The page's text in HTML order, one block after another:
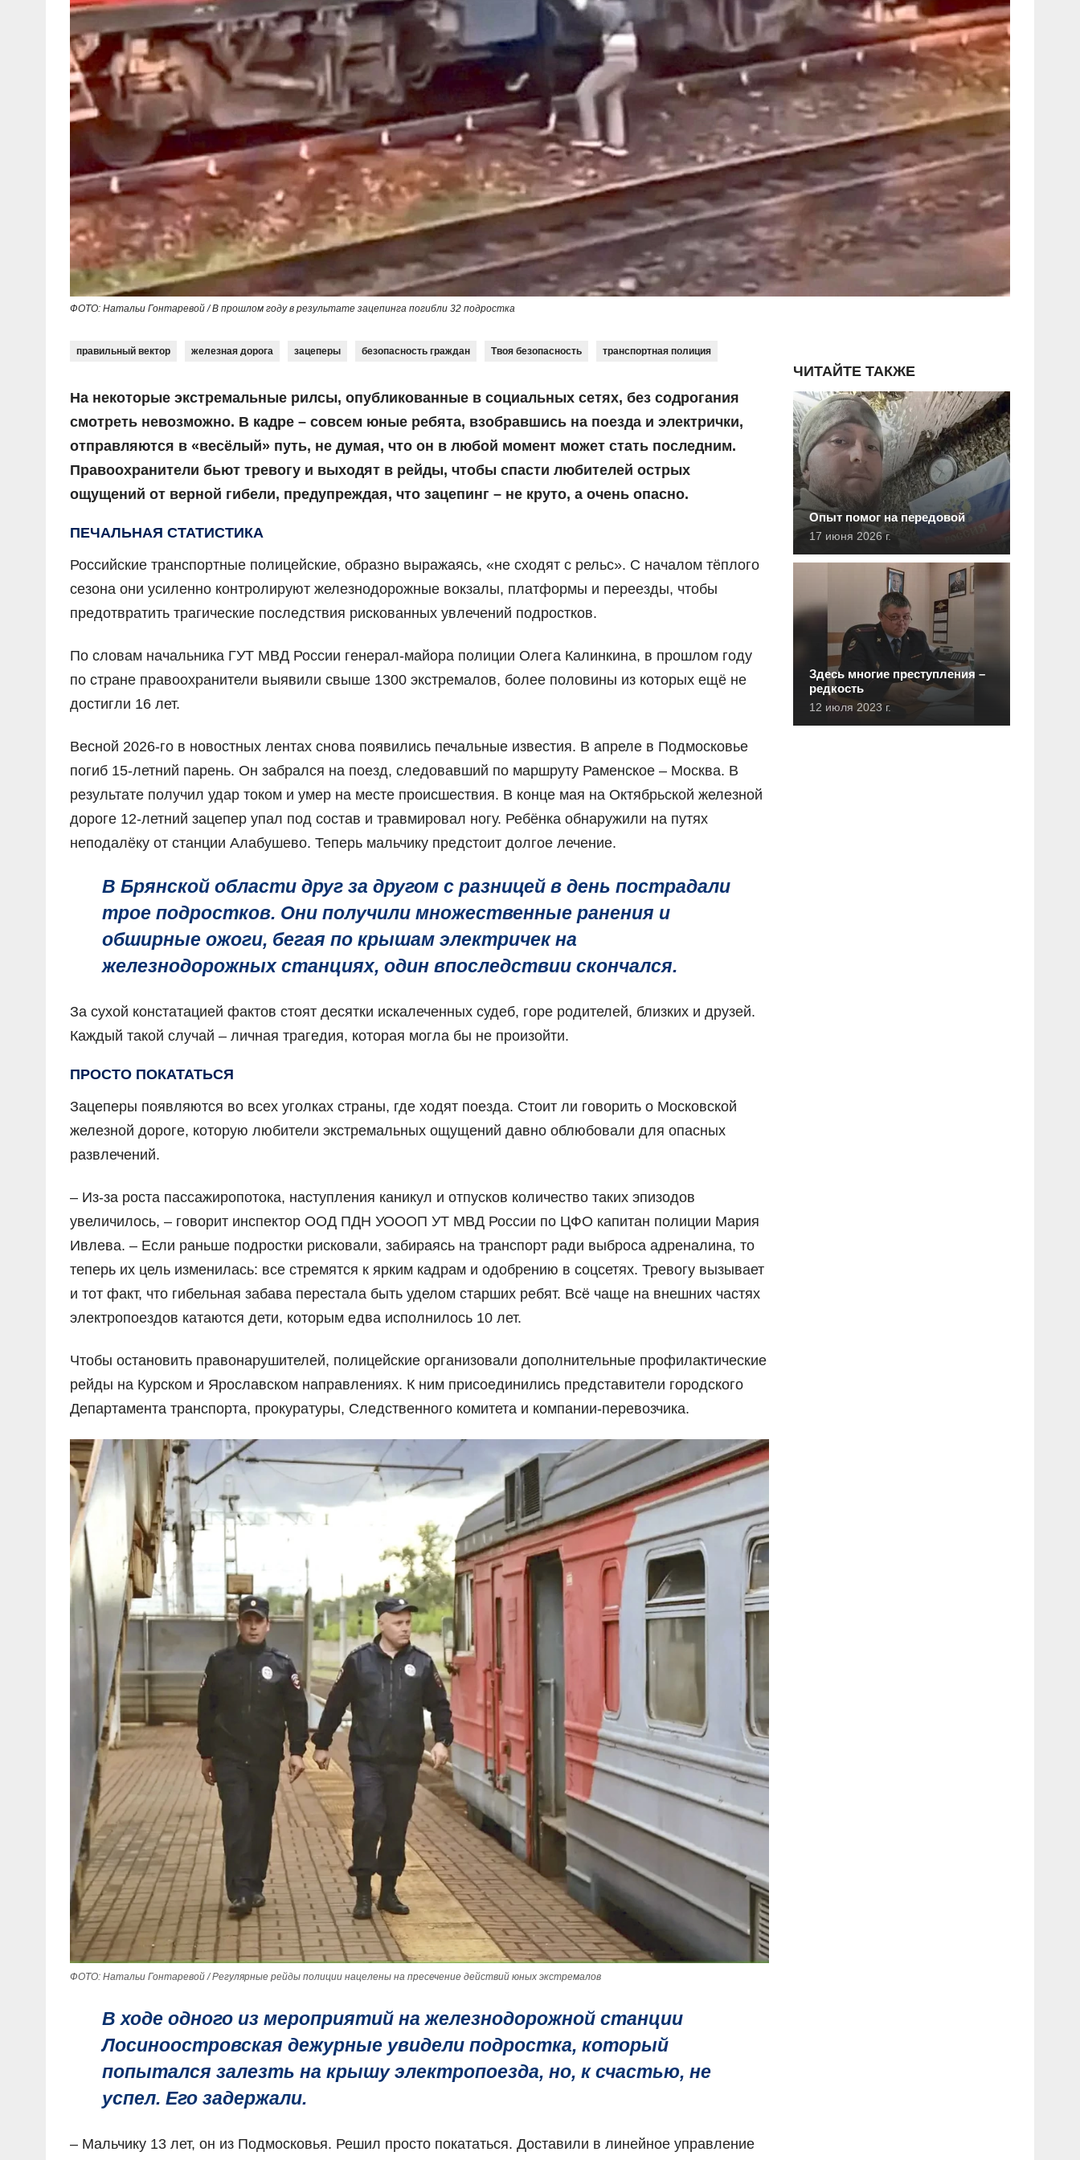
ФОТО: Натальи Гонтаревой / В прошлом году в результате зацепинга погибли 32 подростка
правильный вектор железная дорога зацеперы безопасность граждан Твоя безопасность транспортная полиция
На некоторые экстремальные рилсы, опубликованные в социальных сетях, без содрогания
смотреть невозможно. В кадре – совсем юные ребята, взобравшись на поезда и электрички,
отправляются в «весёлый» путь, не думая, что он в любой момент может стать последним.
Правоохранители бьют тревогу и выходят в рейды, чтобы спасти любителей острых
ощущений от верной гибели, предупреждая, что зацепинг – не круто, а очень опасно.
ПЕЧАЛЬНАЯ СТАТИСТИКА
Российские транспортные полицейские, образно выражаясь, «не сходят с рельс». С началом тёплого
сезона они усиленно контролируют железнодорожные вокзалы, платформы и переезды, чтобы
предотвратить трагические последствия рискованных увлечений подростков.
По словам начальника ГУТ МВД России генерал-майора полиции Олега Калинкина, в прошлом году
по стране правоохранители выявили свыше 1300 экстремалов, более половины из которых ещё не
достигли 16 лет.
Весной 2026-го в новостных лентах снова появились печальные известия. В апреле в Подмосковье
погиб 15-летний парень. Он забрался на поезд, следовавший по маршруту Раменское – Москва. В
результате получил удар током и умер на месте происшествия. В конце мая на Октябрьской железной
дороге 12-летний зацепер упал под состав и травмировал ногу. Ребёнка обнаружили на путях
неподалёку от станции Алабушево. Теперь мальчику предстоит долгое лечение.
В Брянской области друг за другом с разницей в день пострадали
трое подростков. Они получили множественные ранения и
обширные ожоги, бегая по крышам электричек на
железнодорожных станциях, один впоследствии скончался.
За сухой констатацией фактов стоят десятки искалеченных судеб, горе родителей, близких и друзей.
Каждый такой случай – личная трагедия, которая могла бы не произойти.
ПРОСТО ПОКАТАТЬСЯ
Зацеперы появляются во всех уголках страны, где ходят поезда. Стоит ли говорить о Московской
железной дороге, которую любители экстремальных ощущений давно облюбовали для опасных
развлечений.
– Из-за роста пассажиропотока, наступления каникул и отпусков количество таких эпизодов
увеличилось, – говорит инспектор ООД ПДН УОООП УТ МВД России по ЦФО капитан полиции Мария
Ивлева. – Если раньше подростки рисковали, забираясь на транспорт ради выброса адреналина, то
теперь их цель изменилась: все стремятся к ярким кадрам и одобрению в соцсетях. Тревогу вызывает
и тот факт, что гибельная забава перестала быть уделом старших ребят. Всё чаще на внешних частях
электропоездов катаются дети, которым едва исполнилось 10 лет.
Чтобы остановить правонарушителей, полицейские организовали дополнительные профилактические
рейды на Курском и Ярославском направлениях. К ним присоединились представители городского
Департамента транспорта, прокуратуры, Следственного комитета и компании-перевозчика.
ФОТО: Натальи Гонтаревой / Регулярные рейды полиции нацелены на пресечение действий юных экстремалов
В ходе одного из мероприятий на железнодорожной станции
Лосино­островская дежурные увидели подростка, который
попытался залезть на крышу электропоезда, но, к счастью, не
успел. Его задержали.
– Мальчику 13 лет, он из Подмосковья. Решил просто покататься. Доставили в линейное управление
ЧИТАЙТЕ ТАКЖЕ
Опыт помог на передовой
17 июня 2026 г.
Здесь многие преступления –
редкость
12 июля 2023 г.